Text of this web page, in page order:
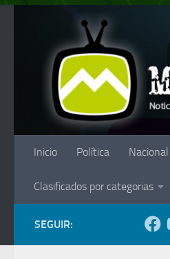
Inicio Política Nacional
Clasificados por categorias
SEGUIR: